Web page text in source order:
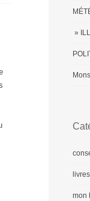
»
livres
mon